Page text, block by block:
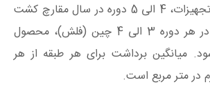
نوع کشت و میزان تجهیزات، 4 الی 5 دوره در سال مقارچ کشت
می شود. همچنین در هر دوره 3 الی 4 چین (فلش)، محصول
میانگین برداشت برای هر طبقه از هر